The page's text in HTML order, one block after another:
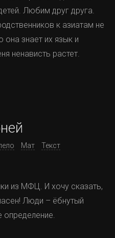
Любим друг друга.
к азиатам не
знает их язык и
ненависть растет.
Мат
Текст
из МФЦ. И хочу сказать,
Люди – ёбнутый